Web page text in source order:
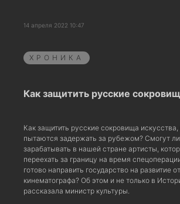
14 апреля 2022 10:47
ХРОНИКА
Как защитить русские
Как защитить русские сокровища
пытаются задержать за рубежом? Смогут
зарабатывать в нашей стране артисты,
переехать за границу на время
готово направить государство на развитие
кинематографа? Об этом и не только в
рассказала министр культуры.